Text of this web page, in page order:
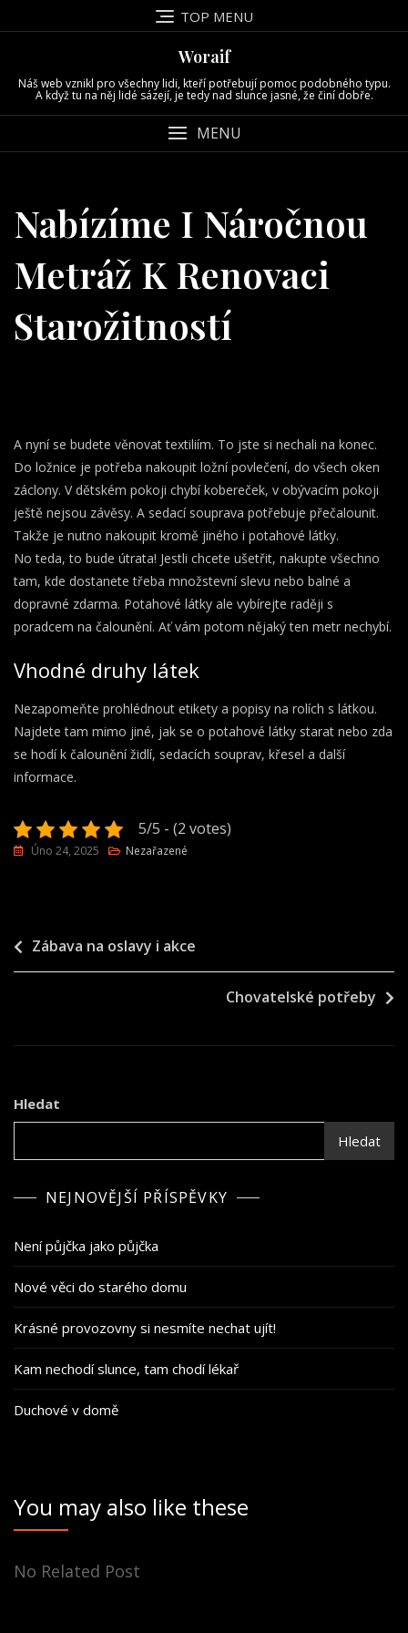
to
TOP MENU
Woraif
Náš web vznikl pro všechny lidi, kteří potřebují pomoc podobného typu.
A když tu na něj lidé sázejí, je tedy nad slunce jasné, že činí dobře.
MENU
Nabízíme I Náročnou
Metráž K Renovaci
Starožitností
A nyní se budete věnovat textiliím. To jste si nechali na konec.
Do ložnice je potřeba nakoupit ložní povlečení, do všech oken
záclony. V dětském pokoji chybí kobereček, v obývacím pokoji
ještě nejsou závěsy. A sedací souprava potřebuje přečalounit.
Takže je nutno nakoupit kromě jiného i potahové látky.
No teda, to bude útrata! Jestli chcete ušetřit, nakupte všechno
tam, kde dostanete třeba množstevní slevu nebo balné a
dopravné zdarma. Potahové látky ale vybírejte raději s
poradcem na čalounění. Ať vám potom nějaký ten metr nechybí.
Vhodné druhy látek
Nezapomeňte prohlédnout etikety a popisy na rolích s látkou.
Najdete tam mimo jiné, jak se o potahové látky starat nebo zda
se hodí k čalounění židlí, sedacích souprav, křesel a další
informace.
5/5 - (2 votes)
Úno 24, 2025 Nezařazené
Navigace
pro
Zábava na oslavy i akce
Chovatelské potřeby
Hledat
Hledat
NEJNOVĚJŠÍ PŘÍSPĚVKY
Není půjčka jako půjčka
Nové věci do starého domu
Krásné provozovny si nesmíte nechat ujít!
Kam nechodí slunce, tam chodí lékař
Duchové v domě
You may also like these
No Related Post